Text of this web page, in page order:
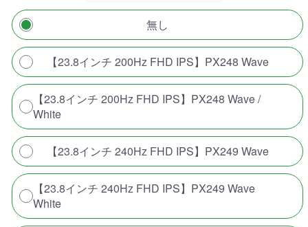
無し
【23.8インチ 200Hz FHD IPS】PX248 Wave
【23.8インチ 200Hz FHD IPS】PX248 Wave /
White
【23.8インチ 240Hz FHD IPS】PX249 Wave
【23.8インチ 240Hz FHD IPS】PX249 Wave
White